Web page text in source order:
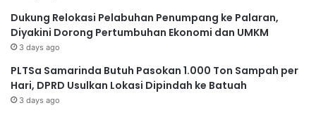
Dukung Relokasi Pelabuhan Penumpang ke Palaran,
Diyakini Dorong Pertumbuhan Ekonomi dan UMKM
3 days ago
PLTSa Samarinda Butuh Pasokan 1.000 Ton Sampah per
Hari, DPRD Usulkan Lokasi Dipindah ke Batuah
3 days ago